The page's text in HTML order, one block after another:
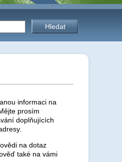
informaci na
prosím
doplňujících
na dotaz
také na vámi